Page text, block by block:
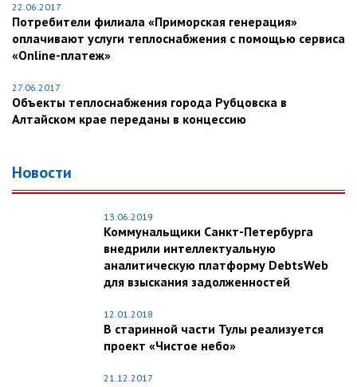
22.06.2017
Потребители филиала «Приморская генерация»
оплачивают услуги теплоснабжения с помощью сервиса
«Online-платеж»
27.06.2017
Объекты теплоснабжения города Рубцовска в
Алтайском крае переданы в концессию
Новости
13.06.2019
Коммунальщики Санкт-Петербурга
внедрили интеллектуальную
аналитическую платформу DebtsWeb
для взыскания задолженностей
12.01.2018
В старинной части Тулы реализуется
проект «Чистое небо»
21.12.2017